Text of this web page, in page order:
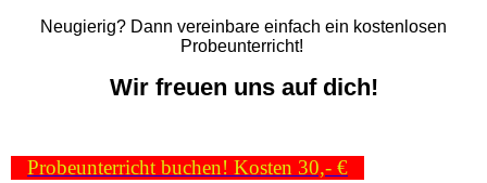
Neugierig? Dann vereinbare einfach ein kostenlosen
Probeunterricht!
Wir freuen uns auf dich!
Probeunterricht buchen! Kosten 30,- €